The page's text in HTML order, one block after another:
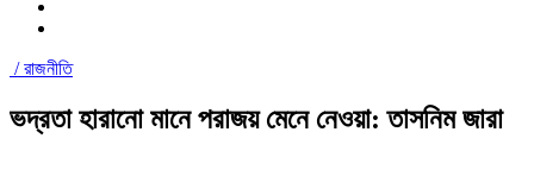
/রাজনীতি
ভদ্রতা হারানো মানে পরাজয় মেনে নেওয়া: তাসনিম জারা